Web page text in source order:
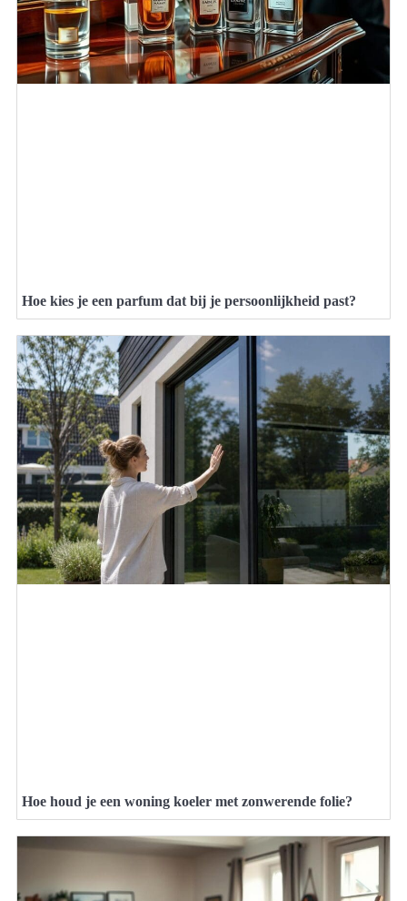
Hoe kies je een parfum dat bij je persoonlijkheid past?
Hoe houd je een woning koeler met zonwerende folie?